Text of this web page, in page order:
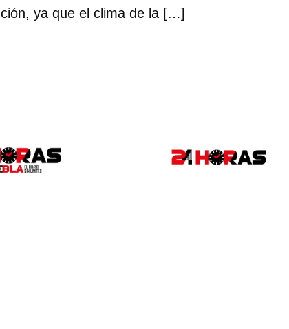
ya que el clima de la […]